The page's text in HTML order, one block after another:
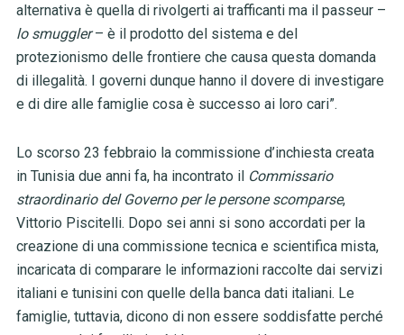
alternativa è quella di rivolgerti ai trafficanti ma il passeur –
lo smuggler– è il prodotto del sistema e del
protezionismo delle frontiere che causa questa domanda
di illegalità. I governi dunque hanno il dovere di investigare
e di dire alle famiglie cosa è successo ai loro cari”.
Lo scorso 23 febbraio la commissione d’inchiesta creata
in Tunisia due anni fa, ha incontrato il Commissario
straordinario del Governo per le persone scomparse,
Vittorio Piscitelli. Dopo sei anni si sono accordati per la
creazione di una commissione tecnica e scientifica mista,
incaricata di comparare le informazioni raccolte dai servizi
italiani e tunisini con quelle della banca dati italiani. Le
famiglie, tuttavia, dicono di non essere soddisfatte perché